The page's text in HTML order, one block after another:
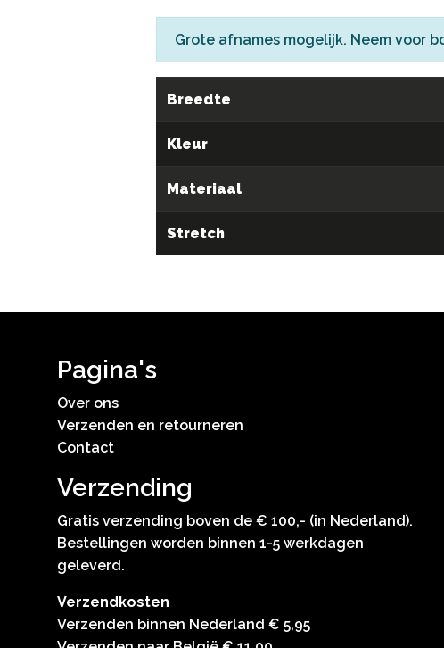
Grote afnames mogelijk. Neem voor
Breedte
Kleur
Materiaal
Stretch
Pagina's
Over ons
Verzenden en retourneren
Contact
Verzending
Gratis verzending boven de € 100,- (in Nederland).
Bestellingen worden binnen 1-5 werkdagen
geleverd.
Verzendkosten
Verzenden binnen Nederland € 5,95